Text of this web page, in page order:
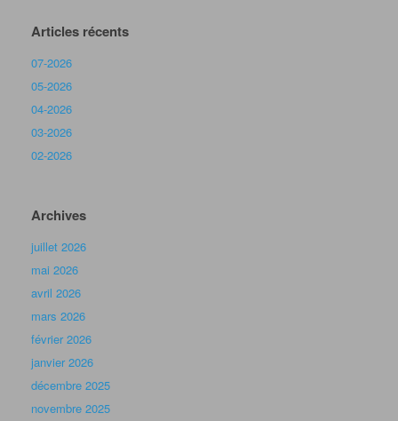
Articles récents
07-2026
05-2026
04-2026
03-2026
02-2026
Archives
juillet 2026
mai 2026
avril 2026
mars 2026
février 2026
janvier 2026
décembre 2025
novembre 2025